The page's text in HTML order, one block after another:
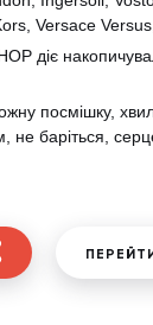
Versace
діє
посмішку,
не баріться,